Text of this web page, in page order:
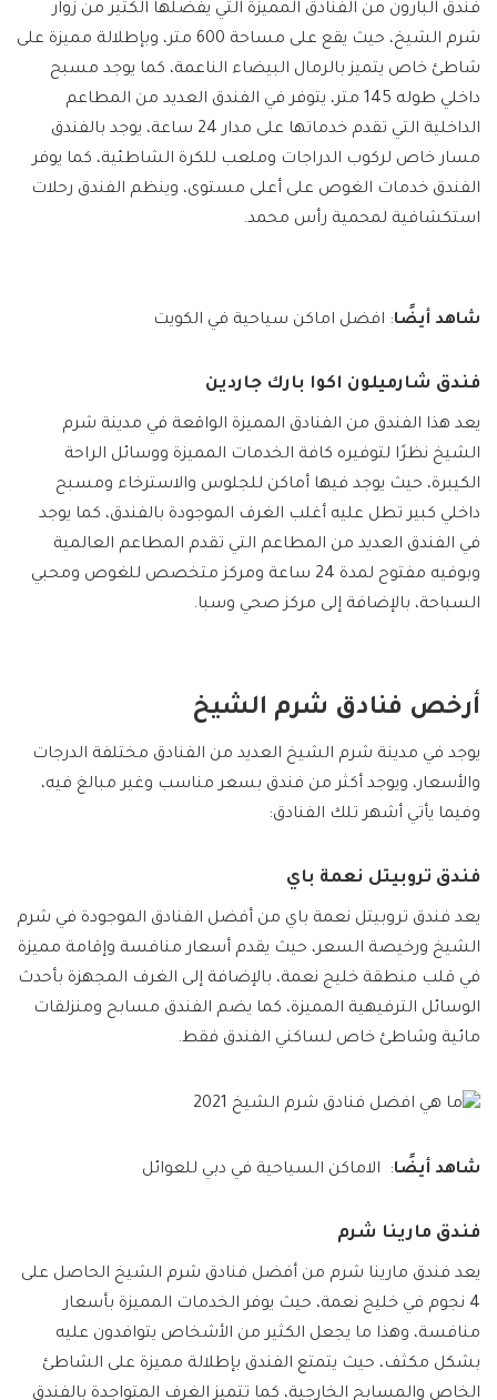
فندق البارون من الفنادق المميزة التي يفضلها الكثير من زوار
شرم الشيخ، حيث يقع على مساحة 600 متر، وبإطلالة مميزة على
شاطئ خاص يتميز بالرمال البيضاء الناعمة، كما يوجد مسبح
داخلي طوله 145 متر، يتوفر في الفندق العديد من المطاعم
الداخلية التي تقدم خدماتها على مدار 24 ساعة، يوجد بالفندق
مسار خاص لركوب الدراجات وملعب للكرة الشاطئية، كما يوفر
الفندق خدمات الغوص على أعلى مستوى، وينظم الفندق رحلات
استكشافية لمحمية رأس محمد.
شاهد أيضًا: افضل اماكن سياحية في الكويت
فندق شارميلون اكوا بارك جاردين
يعد هذا الفندق من الفنادق المميزة الواقعة في مدينة شرم
الشيخ نظرًا لتوفيره كافة الخدمات المميزة ووسائل الراحة
الكيبرة، حيث يوجد فيها أماكن للجلوس والاسترخاء ومسبح
داخلي كبير تطل عليه أغلب الغرف الموجودة بالفندق، كما يوجد
في الفندق العديد من المطاعم التي تقدم المطاعم العالمية
وبوفيه مفتوح لمدة 24 ساعة ومركز متخصص للغوص ومحبي
السباحة، بالإضافة إلى مركز صحي وسبا.
أرخص فنادق شرم الشيخ
يوجد في مدينة شرم الشيخ العديد من الفنادق مختلفة الدرجات
والأسعار، ويوجد أكثر من فندق بسعر مناسب وغير مبالغ فيه،
وفيما يأتي أشهر تلك الفنادق:
فندق تروبيتل نعمة باي
يعد فندق تروبيتل نعمة باي من أفضل الفنادق الموجودة في شرم
الشيخ ورخيصة السعر، حيث يقدم أسعار منافسة وإقامة مميزة
في قلب منطقة خليج نعمة، بالإضافة إلى الغرف المجهزة بأحدث
الوسائل الترفيهية المميزة، كما يضم الفندق مسابح ومنزلقات
مائية وشاطئ خاص لساكني الفندق فقط.
شاهد أيضًا: الاماكن السياحية في دبي للعوائل
فندق مارينا شرم
يعد فندق مارينا شرم من أفضل فنادق شرم الشيخ الحاصل على
4 نجوم في خليج نعمة، حيث يوفر الخدمات المميزة بأسعار
منافسة، وهذا ما يجعل الكثير من الأشخاص يتوافدون عليه
بشكل مكثف، حيث يتمتع الفندق بإطلالة مميزة على الشاطئ
الخاص والمسابح الخارجية، كما تتميز الغرف المتواجدة بالفندق